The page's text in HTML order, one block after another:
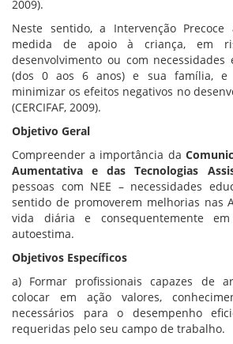
2009).
Neste sentido, a Intervenção Precoce
medida de apoio à criança, em
desenvolvimento ou com necessidades
(dos 0 aos 6 anos) e sua família, e
minimizar os efeitos negativos no
(CERCIFAF, 2009).
Objetivo Geral
Compreender a importância da
Aumentativa e das Tecnologias
pessoas com NEE – necessidades
sentido de promoverem melhorias nas
vida diária e consequentemente
autoestima.
Objetivos Específicos
a) Formar profissionais capazes de
colocar em ação valores,
necessários para o desempenho
requeridas pelo seu campo de trabalho.